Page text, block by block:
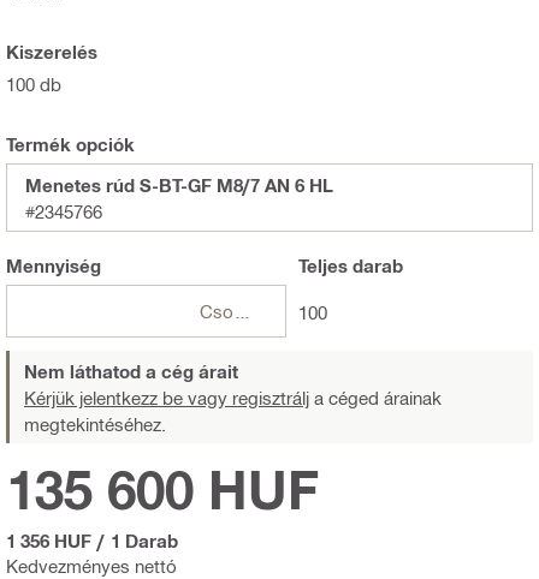
Kiszerelés
100 db
Termék opciók
Menetes rúd S-BT-GF M8/7 AN 6 HL
#2345766
Mennyiség Teljesdarab
100
Nem láthatod a cég árait
Kérjük jelentkezz be vagy regisztrálj a céged árainak
megtekintéséhez.
Kedvezményes nettó
135 600 HUF
1 356 HUF / 1 Darab